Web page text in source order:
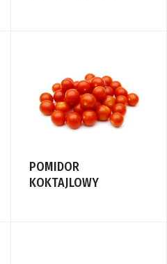
POMIDOR
KOKTAJLOWY